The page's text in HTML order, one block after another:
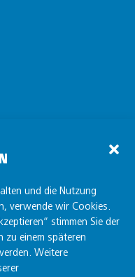
und die Nutzung
verwende wir Cookies.
stimmen Sie der
zu einem späteren
Weitere